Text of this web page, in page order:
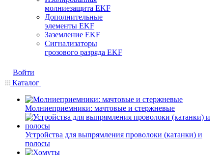
молниезащита EKF
Дополнительные
элементы EKF
Заземление EKF
Сигнализаторы
грозового разряда EKF
Войти
Каталог
Молниеприемники: мачтовые и стержневые
Устройства для выпрямления проволоки (катанки) и
полосы